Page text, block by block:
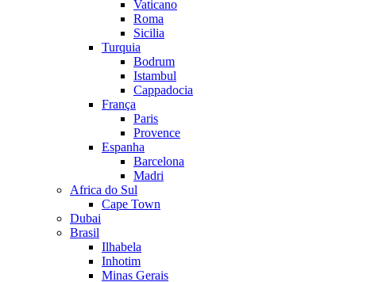
Vaticano
Roma
Sicilia
Turquia
Bodrum
Istambul
Cappadocia
França
Paris
Provence
Espanha
Barcelona
Madri
Africa do Sul
Cape Town
Dubai
Brasil
Ilhabela
Inhotim
Minas Gerais